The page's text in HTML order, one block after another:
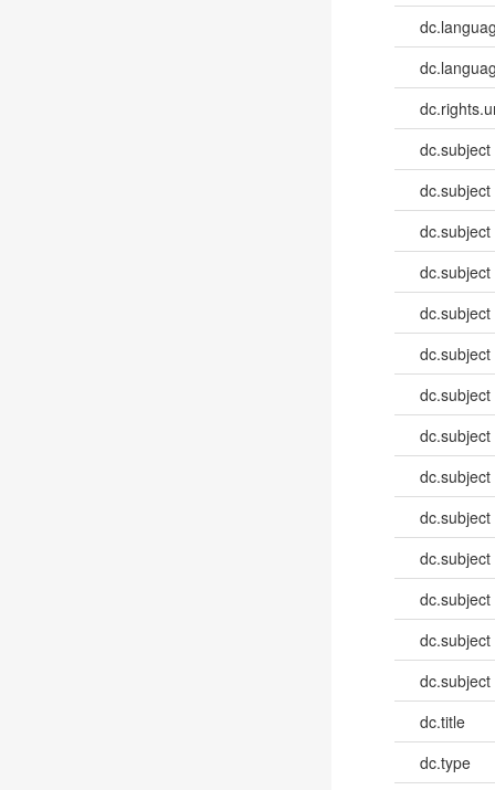
dc.subject
dc.subject
dc.subject
dc.subject
dc.subject
dc.subject
dc.subject
dc.subject
dc.subject
dc.subject
dc.subject
dc.subject
dc.subject
dc.subject
dc.title
dc.type